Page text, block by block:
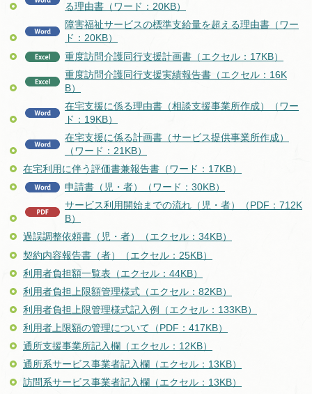
る理由書（ワード：20KB）
障害福祉サービスの標準支給量を超える理由書（ワー
ド：20KB）
重度訪問介護同行支援計画書（エクセル：17KB）
重度訪問介護同行支援実績報告書（エクセル：16K
B）
在宅支援に係る理由書（相談支援事業所作成）（ワー
ド：19KB）
在宅支援に係る計画書（サービス提供事業所作成）
（ワード：21KB）
在宅利用に伴う評価書兼報告書 （ワード：17KB）
申請書（児・者）（ワード：30KB）
サービス利用開始までの流れ（児・者）（PDF：712K
B）
過誤調整依頼書（児・者）（エクセル：34KB）
契約内容報告書（者）（エクセル：25KB）
利用者負担額一覧表（エクセル：44KB）
利用者負担上限額管理様式（エクセル：82KB）
利用者負担上限管理様式記入例（エクセル：133KB）
利用者上限額の管理について（PDF：417KB）
通所支援事業所記入欄（エクセル：12KB）
通所系サービス事業者記入欄（エクセル：13KB）
訪問系サービス事業者記入欄（エクセル：13KB）